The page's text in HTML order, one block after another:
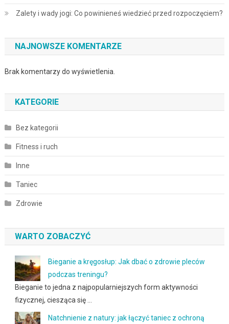
Zalety i wady jogi: Co powinieneś wiedzieć przed rozpoczęciem?
NAJNOWSZE KOMENTARZE
Brak komentarzy do wyświetlenia.
KATEGORIE
Bez kategorii
Fitness i ruch
Inne
Taniec
Zdrowie
WARTO ZOBACZYĆ
Bieganie a kręgosłup: Jak dbać o zdrowie pleców
podczas treningu?
Bieganie to jedna z najpopularniejszych form aktywności
fizycznej, ciesząca się …
Natchnienie z natury: jak łączyć taniec z ochroną